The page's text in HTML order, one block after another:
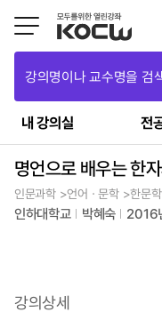
강의명이나 교수명을 검
내 강의실 전
명언으로 배우는 한
인문과학 >언어ㆍ문학 >한문학
인하대학교 박혜숙 2016
강의상세